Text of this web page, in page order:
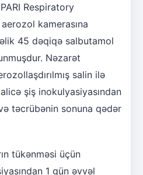
Respiratory
kamerasına
45 dəqiqə salbutamol
Nəzarət
salin ilə
şiş inokulyasiyasından
təcrübənin sonuna qədər
tükənməsi üçün
1 gün əvvəl